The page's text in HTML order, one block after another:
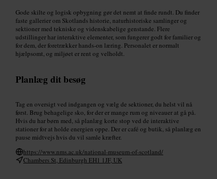
Gode skilte og logisk opbygning gør det nemt at finde rundt. Du finder
faste gallerier om Skotlands historie, naturhistoriske samlinger og
sektioner med tekniske og videnskabelige genstande. Flere
udstillinger har interaktive elementer, som fungerer godt for familier og
for dem, der foretrækker hands-on læring. Personalet er normalt
hjælpsomt, og miljøet er rent og velholdt.
Planlæg dit besøg
Tag en oversigt ved indgangen og vælg de sektioner, du helst vil nå
først. Brug behagelige sko, for der er mange rum og niveauer at gå på.
Hvis du har børn med, så planlæg korte stop ved de interaktive
stationer for at holde energien oppe. Der er café og butik, så planlæg en
pause midtvejs hvis du vil samle kræfter.
https://www.nms.ac.uk/national-museum-of-scotland/
Chambers St, Edinburgh EH1 1JF, UK